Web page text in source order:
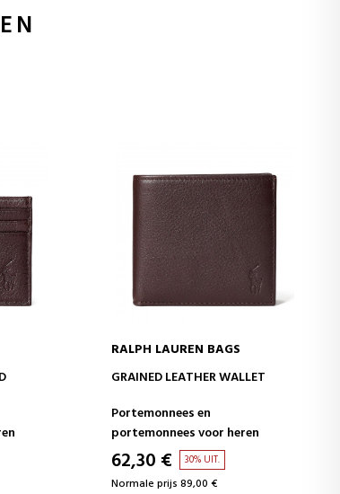
IN WINKELWAGEN
RALPH LAUREN BAGS
GRAINED LEATHER WALLET
Portemonnees en
portemonnees voor heren
62,30 € 30% UIT.
Normale prijs 89,00 €